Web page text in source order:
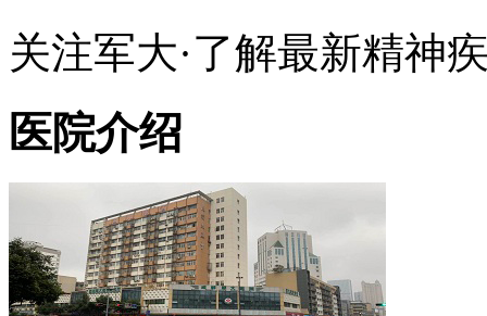
关注军大·了解最新精神
医院介绍